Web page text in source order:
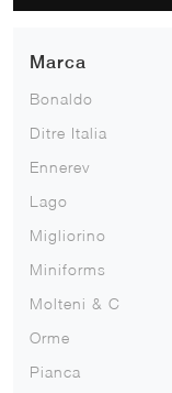
Marca
Bonaldo
Ditre Italia
Ennerev
Lago
Migliorino
Miniforms
Molteni & C
Orme
Pianca